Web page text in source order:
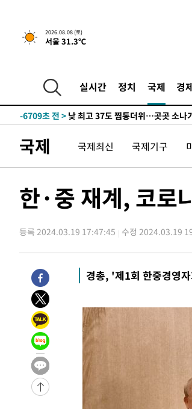
2026.08.08 (토)
서울 31.3℃
실시간 정치 국제 경
↓-18158초 전 >[속보]이 대통령 "부동산 공급 기존
실천"
-17243초 전 >이란, "오만과 '중앙 단일 루트' 합
-8775초 전 >
[속보]이 대통령, '호우피해' 안동·
-8738초 전 >
갈 수도
-6709초 전 > 낮 최고 37도 찜통더위…곳곳 소나
응"
-1871초 전 >
여자배구 이재영·이다영 자매, 아
-1124초 전 >외국인 심판 성 접대 7경기 들여다
-811초 전 >[속보]코스피, 6200선 약보합
-680초 전 >[속보] 노원서 40.1도 관측…서울,
37분 전 >[속보]종합특검, '계엄 수용공간 확보'
55분 전 >
외신들도 주목한 韓축구 파문…"국민적
56분 전 >
11시간 압수수색에 성접대 파문까지…'
1시간 전 >
후임
-25728초 전 >
이강인, 폭염 속 AT마드리드 첫
-22867초 전 >
미 사업체 일자리, 7월에 2.3만개
하향수정 (2보)
-22315초 전 >
[속보] 미 사업체, 일자리 7월에
-18178초 전 >
[속보]이 대통령 "부동산 공급 기
실천"
-17263초 전 >
이란, "오만과 '중앙 단일 루트'
운드는 임시"
"낮 기온 소폭 하락"…수도권 폭염
국제 국제최신 국제기구
한·중 재계, 코
등록 2024.03.19 17:47:45 수정 2024.03.19
경총, '제1회 한중경영